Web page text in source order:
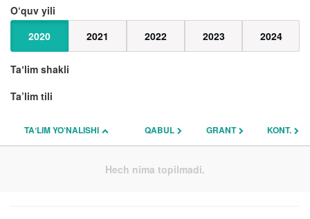
O‘quv yili
2020
2021 2022 2023 2024
Taʼlim shakli
Ta’lim tili
TAʼLIM YO‘NALISHI QABUL GRANT KONT.
Hech nima topilmadi.